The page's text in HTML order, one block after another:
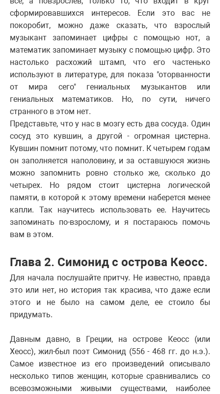
сформировавшихся интересов. Если это вас не
покоробит, можно даже сказать, что взрослый
музыкант запоминает цифры с помощью нот, а
математик запоминает музыку с помощью цифр. Это
настолько расхожий штамп, что его частенько
используют в литературе, для показа "оторванности
от мира сего" гениальных музыкантов или
гениальных математиков. Но, по сути, ничего
странного в этом нет.
Представьте, что у нас в мозгу есть два сосуда. Один
сосуд это кувшин, а другой - огромная цистерна.
Кувшин помнит потому, что помнит. К четырем годам
он заполняется наполовину, и за оставшуюся жизнь
можно запомнить ровно столько же, сколько до
четырех. Но рядом стоит цистерна логической
памяти, в которой к этому времени наберется менее
капли. Так научитесь использовать ее. Научитесь
запоминать по-взрослому, и я постараюсь помочь
вам в этом.
Глава 2. Симонид с острова Кеосс.
Для начала послушайте притчу. Не известно, правда
это или нет, но история так красива, что даже если
этого и не было на самом деле, ее стоило бы
придумать.
Давным давно, в Греции, на острове Кеосс (или
Хеосс), жил-был поэт Симонид (556 - 468 гг. до н.э.).
Самое известное из его произведений описывало
несколько типов женщин, которые сравнивались со
всевозможными живыми существами, наиболее